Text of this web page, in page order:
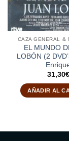
CAZA GENERAL &
EL MUNDO
LOBÓN (2
31,30€
AÑADIR AL